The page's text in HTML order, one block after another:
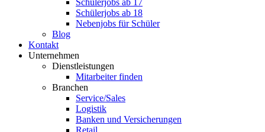
Schülerjobs ab 17
Schülerjobs ab 18
Nebenjobs für Schüler
Blog
Kontakt
Unternehmen
Dienstleistungen
Mitarbeiter finden
Branchen
Service/Sales
Logistik
Banken und Versicherungen
Retail